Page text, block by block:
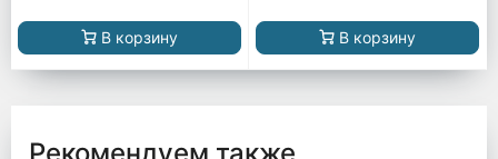
В корзину В корзину
Рекомендуем также